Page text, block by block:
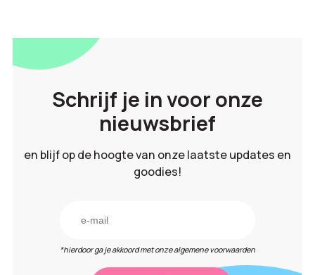
Schrijf je in voor onze
nieuwsbrief
en blijf op de hoogte van onze laatste updates en
goodies!
*hierdoor ga je akkoord met onze algemene voorwaarden